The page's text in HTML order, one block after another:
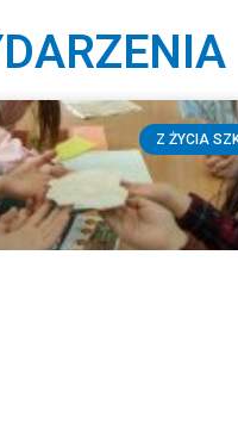
Z ŻYCIA